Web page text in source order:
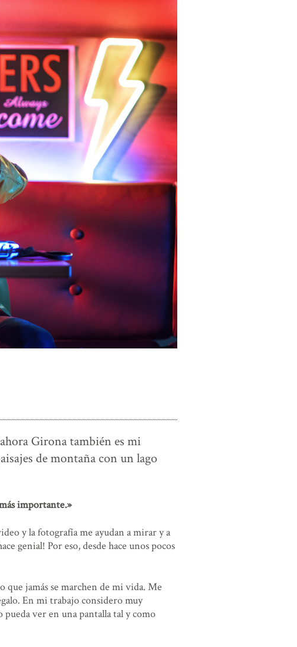
Girona también es mi
de montaña con un lago
importante.»
y la fotografía me ayudan a mirar y a
genial! Por eso, desde hace unos pocos
que jamás se marchen de mi vida. Me
En mi trabajo considero muy
ver en una pantalla tal y como